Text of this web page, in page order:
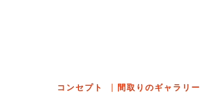
コンセプト 間取りのギャラリー